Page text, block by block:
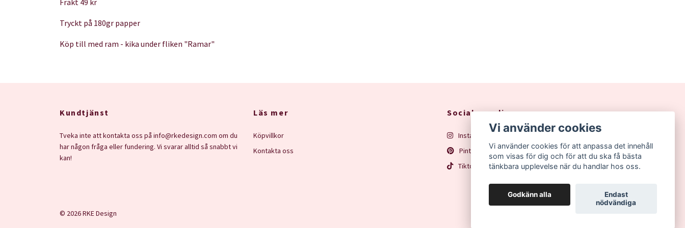
Frakt 49 kr
Tryckt på 180gr papper
Köp till med ram - kika under fliken "Ramar"
Kundtjänst
Tveka inte att kontakta oss på info@rkedesign.com om du
har någon fråga eller fundering. Vi svarar alltid så snabbt vi
kan!
Läs mer
Köpvillkor
Kontakta oss
Sociala medier
Instagram
Pinterest
Tiktok
© 2026 RKE Design
Vi använder cookies
Vi använder cookies för att anpassa det innehåll
som visas för dig och för att du ska få bästa
tänkbara upplevelse när du handlar hos oss.
Godkänn alla
Endast
nödvändiga